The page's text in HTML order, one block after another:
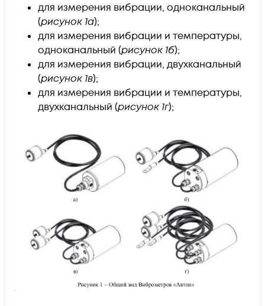
для измерения вибрации, одноканальный
(рисунок 1а);
для измерения вибрации и температуры,
одноканальный (рисунок 1б);
для измерения вибрации, двухканальный
(рисунок 1в);
для измерения вибрации и температуры,
двухканальный (рисунок 1г);